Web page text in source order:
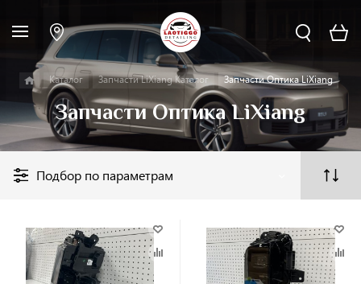
Каталог Запчасти LiXiang Каталог Запчасти Оптика LiXiang
Запчасти Оптика LiXiang
Подбор по параметрам